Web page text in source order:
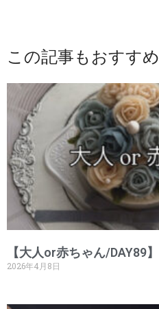
この記事もおすすめ
【大人or赤ちゃん/DAY89】
2026年4月8日